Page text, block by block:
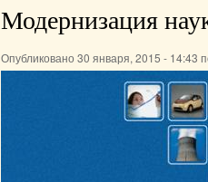
Модернизация
Опубликовано 30 января, 2015 - 14:43